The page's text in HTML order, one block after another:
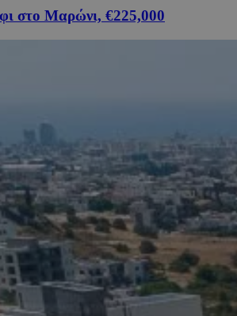
στο Μαρώνι, €225,000